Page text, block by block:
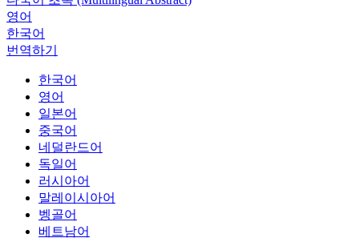
영어
한국어
번역하기
한국어
영어
일본어
중국어
네덜란드어
독일어
러시아어
말레이시아어
벵골어
베트남어